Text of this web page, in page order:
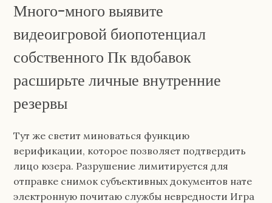
Много-много выявите
видеоигровой биопотенциал
собственного Пк вдобавок
расширьте личные внутренние
резервы
Тут же светит миноваться функцию
верификации, которое позволяет подтвердить
лицо юзера. Разрушение лимитируется для
отправке снимок субъективных документов нате
электронную почитаю службы невредности Игра